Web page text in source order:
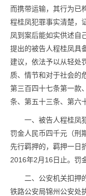
而携带运输，其行为已
程桂凤犯罪事实清楚，
凤到案后能如实供述自
提出的被告人程桂凤具
建议，依法予以从轻处
质、情节和对于社会的
第三百四十七条第一款
条、第五十三条、第六
一、被告人程桂凤
罚金人民币四千元（刑
先行羁押的，羁押一日
2016年2月16日止。罚
二、公安机关扣押
铁路公安局锦州公安处